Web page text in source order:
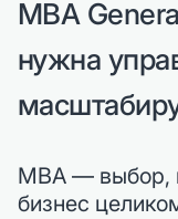
MBA
нужна
MBA — выбор,
бизнес